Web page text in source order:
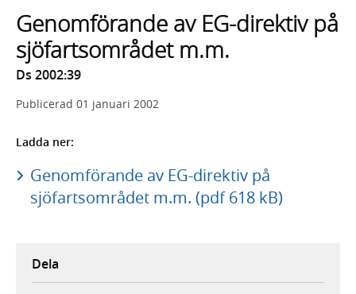
med
sökförslag
Genomförande av EG-direktiv på
sjöfartsområdet m.m.
Ds 2002:39
Publicerad 01 januari 2002
Ladda ner:
Genomförande av EG-direktiv på
sjöfartsområdet m.m. (pdf 618 kB)
Dela